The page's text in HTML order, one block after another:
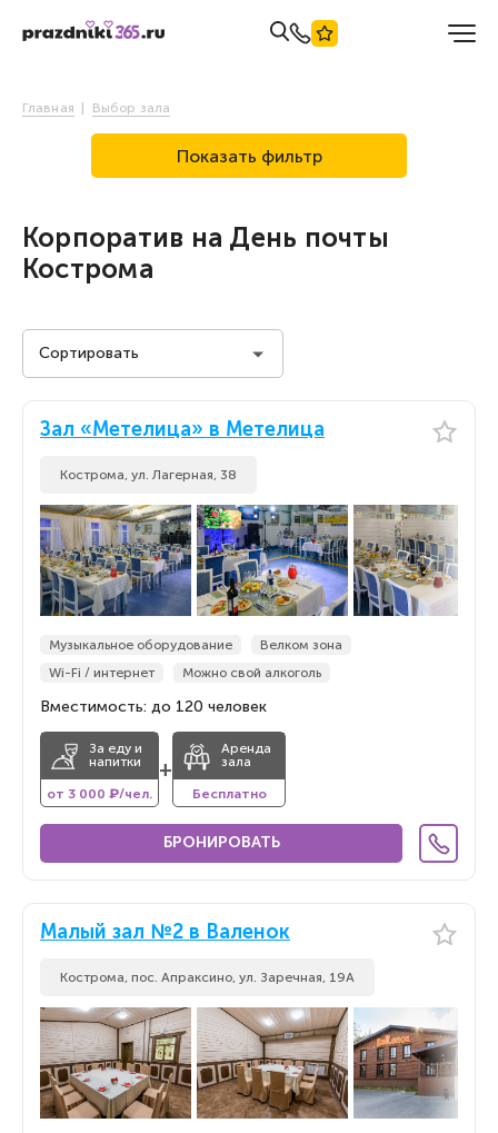
Показать фильтр
Главная Выбор зала
Корпоратив на День почты
Кострома
Сортировать
Стоимость на человека
По новизне
По новизне
Зал «Метелица» в Метелица
Кострома, ул. Лагерная, 38
Музыкальное оборудование
Велком зона
Wi-Fi / интернет
Можно свой алкоголь
Вместимость: до 120 человек
За еду и
напитки
от 3 000 ₽/чел.
+
Аренда
зала
Бесплатно
БРОНИРОВАТЬ
Малый зал №2 в Валенок
Кострома, пос. Апраксино, ул. Заречная, 19А